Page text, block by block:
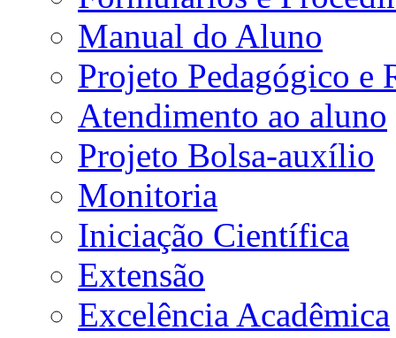
Manual do Aluno
Projeto Pedagógico e
Atendimento ao aluno
Projeto Bolsa-auxílio
Monitoria
Iniciação Científica
Extensão
Excelência Acadêmica